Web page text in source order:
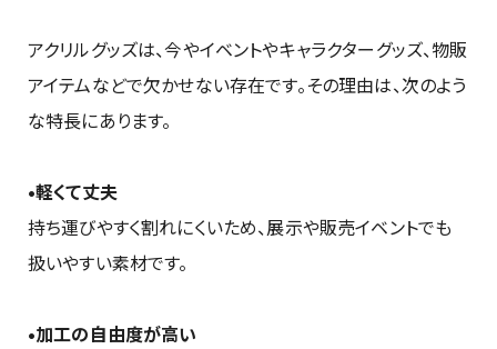
アクリルグッズは、今やイベントやキャラクターグッズ、物販
アイテムなどで欠かせない存在です。その理由は、次のよう
な特長にあります。
•軽くて丈夫
持ち運びやすく割れにくいため、展示や販売イベントでも
扱いやすい素材です。
•加工の自由度が高い